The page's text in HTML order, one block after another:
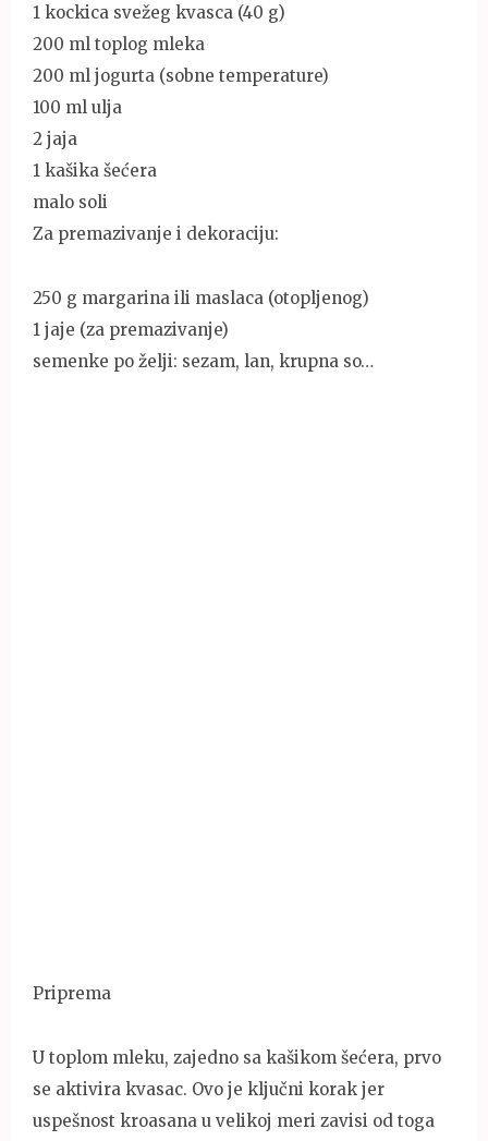
1 kockica svežeg kvasca (40 g)
200 ml toplog mleka
200 ml jogurta (sobne temperature)
100 ml ulja
2 jaja
1 kašika šećera
malo soli
Za premazivanje i dekoraciju:
250 g margarina ili maslaca (otopljenog)
1 jaje (za premazivanje)
semenke po želji: sezam, lan, krupna so…
Priprema
U toplom mleku, zajedno sa kašikom šećera, prvo
se aktivira kvasac. Ovo je ključni korak jer
uspešnost kroasana u velikoj meri zavisi od toga